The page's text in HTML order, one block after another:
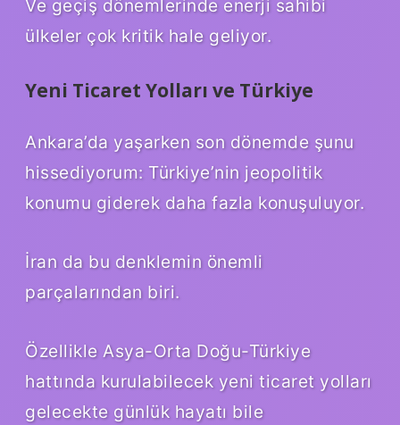
Ve geçiş dönemlerinde enerji sahibi
ülkeler çok kritik hale geliyor.
Yeni Ticaret Yolları ve Türkiye
Ankara’da yaşarken son dönemde şunu
hissediyorum: Türkiye’nin jeopolitik
konumu giderek daha fazla konuşuluyor.
İran da bu denklemin önemli
parçalarından biri.
Özellikle Asya-Orta Doğu-Türkiye
hattında kurulabilecek yeni ticaret yolları
gelecekte günlük hayatı bile